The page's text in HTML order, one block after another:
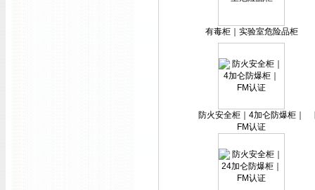
有毒柜｜实验室危险品柜
防火安全柜｜4加仑防爆柜｜
FM认证